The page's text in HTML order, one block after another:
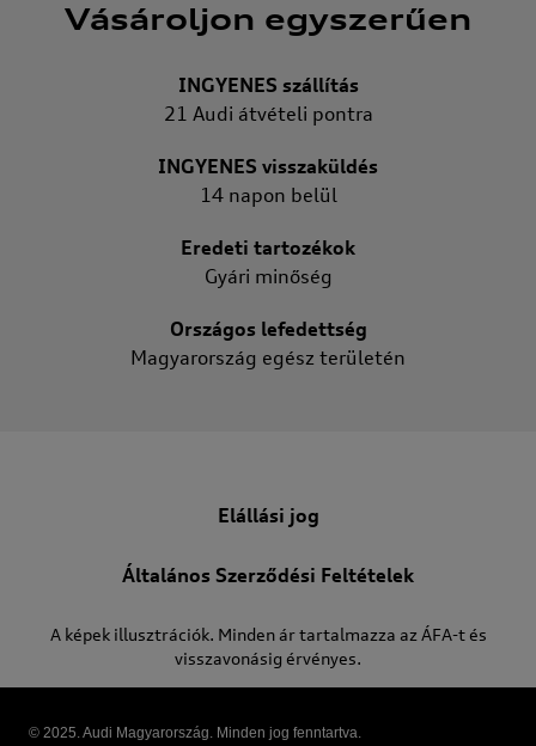
Vásároljon egyszerűen
INGYENES szállítás
21 Audi átvételi pontra
INGYENES visszaküldés
14 napon belül
Eredeti tartozékok
Gyári minőség
Országos lefedettség
Magyarország egész területén
Elállási jog
Általános Szerződési Feltételek
A képek illusztrációk. Minden ár tartalmazza az ÁFA-t és
visszavonásig érvényes.
© 2025. Audi Magyarország. Minden jog fenntartva.